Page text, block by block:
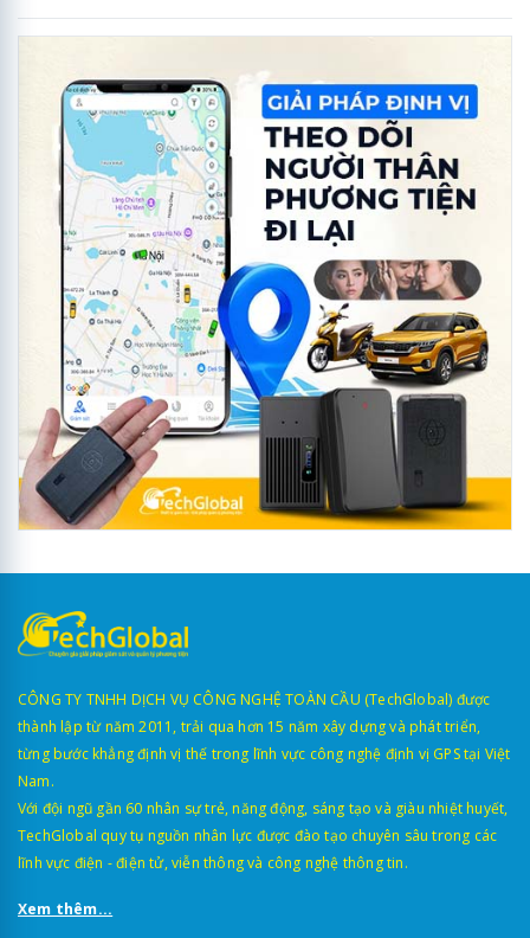
CÔNG TY TNHH DỊCH VỤ CÔNG NGHỆ TOÀN CẦU (TechGlobal) được
thành lập từ năm 2011, trải qua hơn 15 năm xây dựng và phát triển,
từng bước khẳng định vị thế trong lĩnh vực công nghệ định vị GPS tại Việt
Nam.
Với đội ngũ gần 60 nhân sự trẻ, năng động, sáng tạo và giàu nhiệt huyết,
TechGlobal quy tụ nguồn nhân lực được đào tạo chuyên sâu trong các
lĩnh vực điện - điện tử, viễn thông và công nghệ thông tin.
Xem thêm...